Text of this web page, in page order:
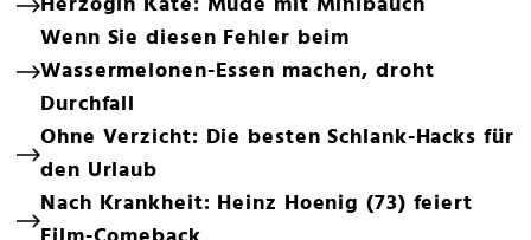
Wenn Sie diesen Fehler beim
Wassermelonen-Essen machen, droht
Durchfall
Ohne Verzicht: Die besten Schlank-Hacks für
den Urlaub
Nach Krankheit: Heinz Hoenig (73) feiert